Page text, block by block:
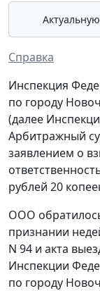
Справка
Инспекция
по городу
(далее
Арбитражный
заявлением о
рублей 20
ООО
признании
N 94 и акта
Инспекции
по городу